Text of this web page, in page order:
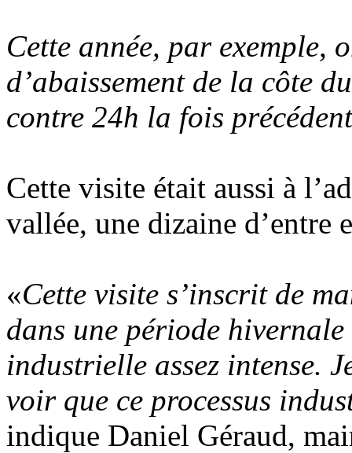
Cette année, par exemple,
d’abaissement de la côte
contre 24h la fois
Cette visite était aussi à
vallée, une dizaine d’entre
«Cette visite s’inscrit de
dans une période
industrielle assez intense.
voir que ce processus
indique Daniel Géraud,